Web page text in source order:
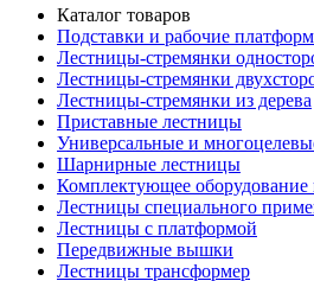
Каталог товаров
Подставки и рабочие
Лестницы-стремянки
Лестницы-стремянки
Лестницы-стремянки из дерева
Приставные лестницы
Универсальные и
Шарнирные лестницы
Комплектующее оборудование
Лестницы специального
Лестницы с платформой
Передвижные вышки
Лестницы трансформер